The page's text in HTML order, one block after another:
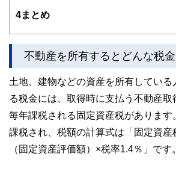
4まとめ
不動産を所有するとどんな税
土地、建物などの資産を所有している
る税金には、取得時に支払う不動産取
毎年課税される固定資産税があります
課税され、税額の計算式は「固定資産
（固定資産評価額）×税率1.4％」です。